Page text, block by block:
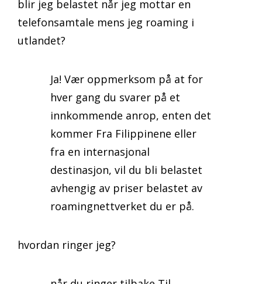
blir jeg belastet når jeg mottar en
telefonsamtale mens jeg roaming i
utlandet?
Ja! Vær oppmerksom på at for
hver gang du svarer på et
innkommende anrop, enten det
kommer Fra Filippinene eller
fra en internasjonal
destinasjon, vil du bli belastet
avhengig av priser belastet av
roamingnettverket du er på.
hvordan ringer jeg?